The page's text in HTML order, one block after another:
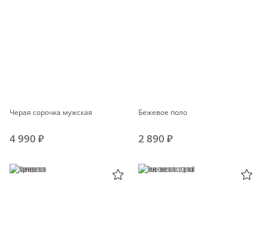
Черая сорочка мужская
4 990 ₽
Бежевое поло
2 890 ₽